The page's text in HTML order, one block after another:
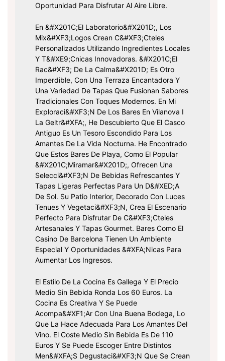
Oportunidad Para Disfrutar Al Aire Libre.
En &#x201C;El Laboratorio&#x201D;, Los
Mix&#xF3;logos Crean C&#xF3;cteles
Personalizados Utilizando Ingredientes Locales
Y T&#xE9;cnicas Innovadoras. &#x201C;El
Rac&#xF3; De La Calma&#x201D; Es Otro
Imperdible, Con Una Terraza Encantadora Y
Una Variedad De Tapas Que Fusionan Sabores
Tradicionales Con Toques Modernos. En Mi
Exploraci&#xF3;n De Los Bares En Vilanova I
La Geltr&#xFA;, He Descubierto Que El Casco
Antiguo Es Un Tesoro Escondido Para Los
Amantes De La Vida Nocturna. He Encontrado
Que Estos Bares De Playa, Como El Popular
&#x201C;Miramar&#x201D;, Ofrecen Una
Selecci&#xF3;n De Bebidas Refrescantes Y
Tapas Ligeras Perfectas Para Un D&#xED;a
De Sol. Su Patio Interior, Decorado Con Luces
Tenues Y Vegetaci&#xF3;n, Crea El Escenario
Perfecto Para Disfrutar De C&#xF3;cteles
Artesanales Y Tapas Gourmet. Bares Como El
Casino De Barcelona Tienen Un Ambiente
Especial Y Oportunidades &#xFA;nicas Para
Aumentar Los Ingresos.
El Estilo De La Cocina Es Gallega Y El Precio
Medio Sin Bebida Ronda Los 60 Euros. La
Cocina Es Creativa Y Se Puede
Acompa&#xF1;ar Con Una Buena Bodega, Lo
Que La Hace Adecuada Para Los Amantes Del
Vino. El Coste Medio Sin Bebida Es De 110
Euros Y Se Puede Escoger Entre Distintos
Men&#xFA;s Degustaci&#xF3;n Que Se Crean